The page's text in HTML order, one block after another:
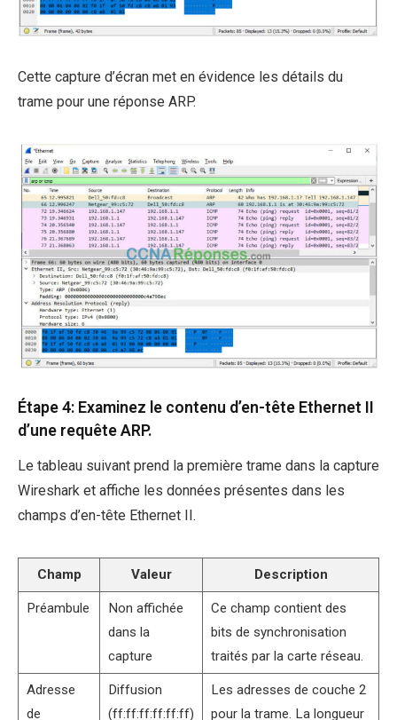
Cette capture d’écran met en évidence les détails du
trame pour une réponse ARP.
Étape 4: Examinez le contenu d’en-tête Ethernet II
d’une requête ARP.
Le tableau suivant prend la première trame dans la capture
Wireshark et affiche les données présentes dans les
champs d’en-tête Ethernet II.
Champ Valeur Description
Préambule
Non affichée
dans la
capture
Ce champ contient des
bits de synchronisation
traités par la carte réseau.
Adresse
de
Diffusion
(ff:ff:ff:ff:ff:ff)
Les adresses de couche 2
pour la trame. La longueur